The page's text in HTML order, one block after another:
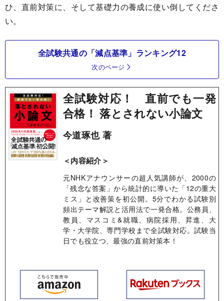
ひ、直前対策に、そして基礎力の養成に使い倒してくださ
い。
全試験共通の「減点基準」ランキング12
次のページ
全試験対応！ 直前でも一発
合格！ 落とされない小論文
今道琢也 著
＜内容紹介＞
元NHKアナウンサーの超人気講師が、2000の
「残念な答案」から統計的に導いた「12の重大
ミス」と改善策を初公開。5分でわかる試験別
頻出テーマ解説と活用法で一発合格。公務員、
教員、マスコミ&就職、病院採用、昇進、大
学・大学院、専門学校まで全試験対応。試験当
日でも役立つ、最強の直前対策本！